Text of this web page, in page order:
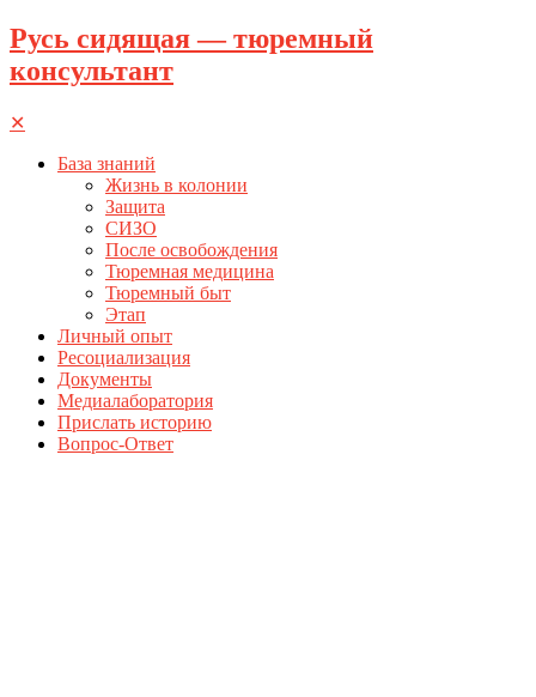
Русь сидящая — тюремный
консультант
✕
База знаний
Жизнь в колонии
Защита
СИЗО
После освобождения
Тюремная медицина
Тюремный быт
Этап
Личный опыт
Ресоциализация
Документы
Медиалаборатория
Прислать историю
Вопрос-Ответ